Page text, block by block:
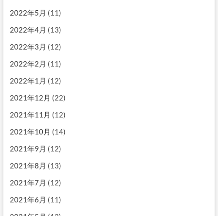
2022年5月 (11)
2022年4月 (13)
2022年3月 (12)
2022年2月 (11)
2022年1月 (12)
2021年12月 (22)
2021年11月 (12)
2021年10月 (14)
2021年9月 (12)
2021年8月 (13)
2021年7月 (12)
2021年6月 (11)